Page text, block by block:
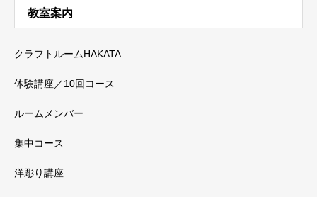
教室案内
クラフトルームHAKATA
体験講座／10回コース
ルームメンバー
集中コース
洋彫り講座